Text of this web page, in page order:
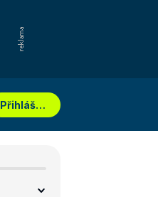
Přihlášení